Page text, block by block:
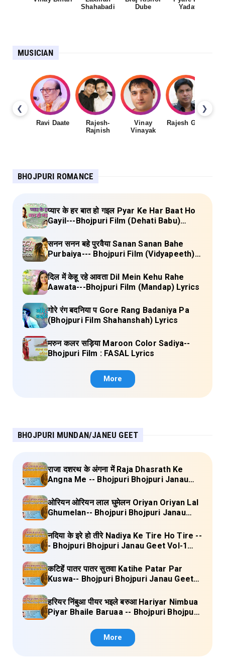
Shahabadi
Dube
Yadav
MUSICIAN
❮ ❯
Ravi Daate
Rajesh-
Rajnish
Vinay
Vinayak
Rajesh Gupta
BHOJPURI ROMANCE
प्यार के हर बात हो गइल Pyar Ke Har Baat Ho
Gayil---Bhojpuri Film (Dehati Babu)
सनन सनन बहे पुरवैया Sanan Sanan Bahe
Purbaiya--- Bhojpuri Film (Vidyapeeth)
दिल में केहू रहे आवता Dil Mein Kehu Rahe
Aawata---Bhojpuri Film (Mandap) Lyrics
गोरे रंग बदनिया प Gore Rang Badaniya Pa
(Bhojpuri Film Shahanshah) Lyrics
मरुन कलर सड़िया Maroon Color Sadiya--
Bhojpuri Film : FASAL Lyrics
More
BHOJPURI MUNDAN/JANEU GEET
राजा दशरथ के अंगना में Raja Dhasrath Ke
Angna Me -- Bhojpuri Bhojpuri Janau
ओरियन ओरियन लाल घुमेलन Oriyan Oriyan Lal
Ghumelan-- Bhojpuri Bhojpuri Janau
नदिया के इरे हो तीरे Nadiya Ke Tire Ho Tire --
- Bhojpuri Bhojpuri Janau Geet Vol-1
कटिहें पातर पातर सुतवा Katihe Patar Par
Kuswa-- Bhojpuri Bhojpuri Janau Geet
हरियर निंबुआ पीयर भइले बरुआ Hariyar Nimbua
Piyar Bhaile Baruaa -- Bhojpuri Bhojpuri
More